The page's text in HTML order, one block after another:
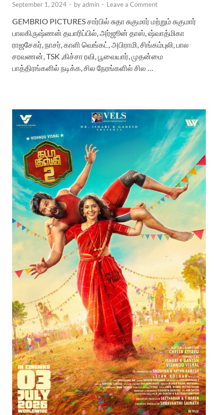
September 1, 2024 - byadmin - Leave a Comment
GEMBRIO PICTURES சார்பில் சுதா சுகுமார் மற்றும் சுகுமார்
பாலகிருஷ்ணன் தயாரிப்பில், அர்ஜூன் தாஸ், ஷ்வாத்மிகா
ராஜசேகர், நாசர், காளி வெங்கட், அபிராமி, சிங்கம்புலி, பால
சரவணன், TSK ,கிச்சா ரவி, பூவையார், முதன்மை
பாத்திரங்களில் நடிக்க, சில நேரங்களில் சில …